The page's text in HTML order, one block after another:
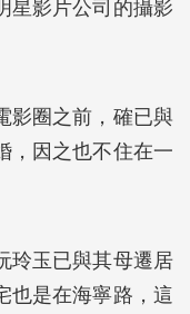
星影片公司的攝影
影圈之前，確已與
，因之也不住在一
玲玉已與其母遷居
也是在海寧路，這